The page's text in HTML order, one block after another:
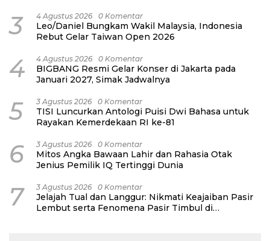
3 4 Agustus 2026 0 Komentar
Leo/Daniel Bungkam Wakil Malaysia, Indonesia
Rebut Gelar Taiwan Open 2026
4 4 Agustus 2026 0 Komentar
BIGBANG Resmi Gelar Konser di Jakarta pada
Januari 2027, Simak Jadwalnya
5 3 Agustus 2026 0 Komentar
TISI Luncurkan Antologi Puisi Dwi Bahasa untuk
Rayakan Kemerdekaan RI ke-81
6 3 Agustus 2026 0 Komentar
Mitos Angka Bawaan Lahir dan Rahasia Otak
Jenius Pemilik IQ Tertinggi Dunia
7 3 Agustus 2026 0 Komentar
Jelajah Tual dan Langgur: Nikmati Keajaiban Pasir
Lembut serta Fenomena Pasir Timbul di